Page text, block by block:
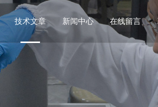
技术文章 新闻中心 在线留言